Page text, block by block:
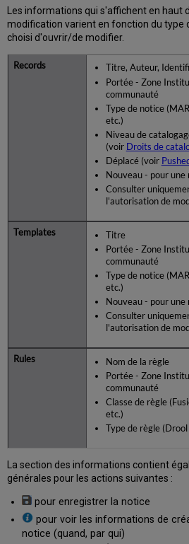
Les informations qui s'affichent en haut
modification varient en fonction du type
choisi d'ouvrir/de modifier.
Titre, Auteur,
Portée - Zone
communauté
Type de notice
etc.)
Niveau de
(voir Droits de
Déplacé (voir
Nouveau - pour
Consulter
l'autorisation de
Titre
Portée - Zone
communauté
Type de notice
etc.)
Nouveau - pour
Consulter
l'autorisation de
Nom de la règle
Portée - Zone
communauté
Classe de règle
etc.)
Type de règle
La section des informations contient
générales pour les actions suivantes :
pour enregistrer la notice
pour voir les informations de
notice (quand, par qui)